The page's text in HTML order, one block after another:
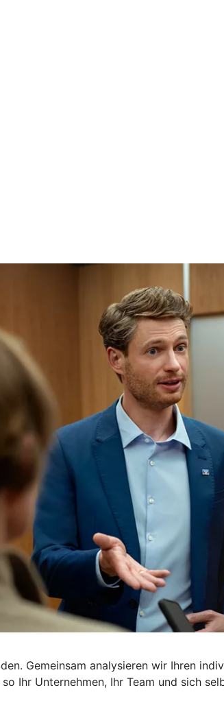
Gemeinsam analysieren wir Ihren
Ihr Unternehmen, Ihr Team und sich